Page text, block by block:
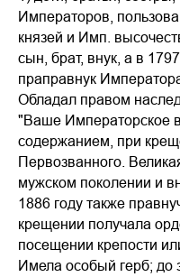
Императоров,
князей и Имп.
сын, брат, внук, а в
праправнук
Обладал правом
"Ваше Императорское
содержанием, при
Первозванного.
мужском поколении и
1886 году также
крещении получала
посещении крепости
Имела особый герб; до